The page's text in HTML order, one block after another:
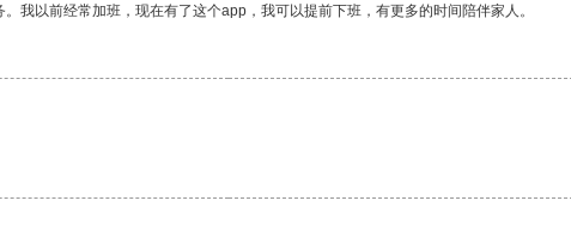
我以前经常加班，现在有了这个app，我可以提前下班，有更多的时间陪伴家人。